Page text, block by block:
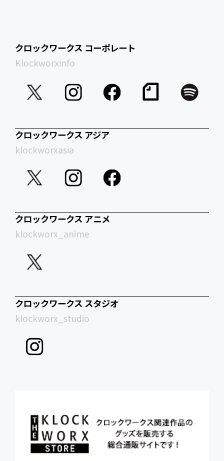
クロックワークス コーポレート
Klockworxinfo
クロックワークス アジア
klockworxasia
クロックワークス アニメ
klockworx_anime
クロックワークス スタジオ
klockworx_studio